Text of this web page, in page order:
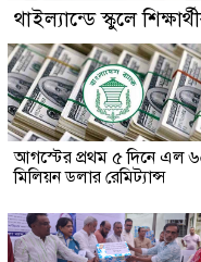
থাইল্যান্ডে স্কুলে
আগস্টের প্রথম ৫ দিনে এল
মিলিয়ন ডলার রেমিট্যান্স